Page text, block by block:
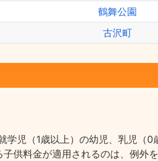
鶴舞公園
古沢町
児（1歳以上）の幼児、乳児（0
供料金が適用されるのは、例外